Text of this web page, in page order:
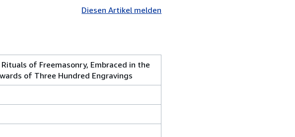
Diesen Artikel melden
of Freemasonry, Embraced in the
of Three Hundred Engravings